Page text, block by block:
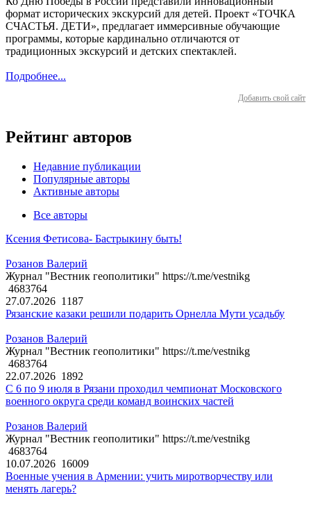
формат исторических экскурсий для детей. Проект «ТОЧКА
СЧАСТЬЯ. ДЕТИ», предлагает иммерсивные обучающие
программы, которые кардинально отличаются от
традиционных экскурсий и детских спектаклей.
Подробнее...
Добавить свой сайт
Рейтинг авторов
Недавние публикации
Популярные авторы
Активные авторы
Все авторы
Ксения Фетисова- Бастрыкину быть!
Розанов Валерий
Журнал "Вестник геополитики" https://t.me/vestnikg
4683764
27.07.2026 1187
Рязанские казаки решили подарить Орнелла Мути усадьбу
Розанов Валерий
Журнал "Вестник геополитики" https://t.me/vestnikg
4683764
22.07.2026 1892
С 6 по 9 июля в Рязани проходил чемпионат Московского
военного округа среди команд воинских частей
Розанов Валерий
Журнал "Вестник геополитики" https://t.me/vestnikg
4683764
10.07.2026 16009
Военные учения в Армении: учить миротворчеству или
менять лагерь?